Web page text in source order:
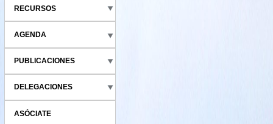
RECURSOS
AGENDA
PUBLICACIONES
DELEGACIONES
ASÓCIATE